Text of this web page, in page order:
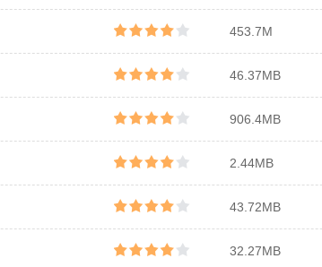
453.7M
46.37MB
906.4MB
2.44MB
43.72MB
32.27MB